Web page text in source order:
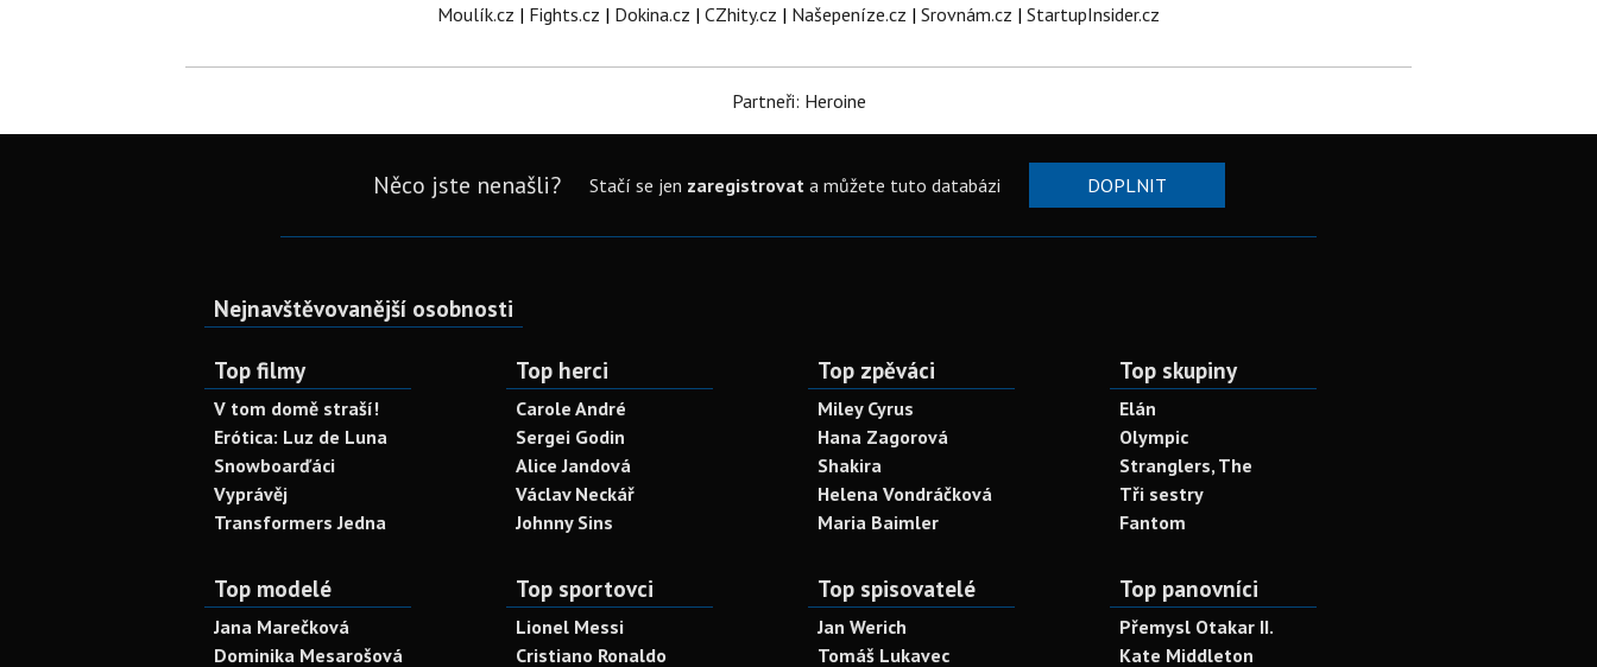
Moulík.cz | Fights.cz | Dokina.cz | CZhity.cz | Našepeníze.cz | Srovnám.cz | StartupInsider.cz
Partneři: Heroine
Něco jste nenašli? Stačí se jen zaregistrovata můžete tuto databázi DOPLNIT
Nejnavštěvovanější osobnosti
Top filmy
V tom domě straší!
Erótica: Luz de Luna
Snowboarďáci
Vyprávěj
Transformers Jedna
Top herci
Carole André
Sergei Godin
Alice Jandová
Václav Neckář
Johnny Sins
Top zpěváci
Miley Cyrus
Hana Zagorová
Shakira
Helena Vondráčková
Maria Baimler
Top skupiny
Elán
Olympic
Stranglers, The
Tři sestry
Fantom
Top modelé
Jana Marečková
Dominika Mesarošová
Top sportovci
Lionel Messi
Cristiano Ronaldo
Top spisovatelé
Jan Werich
Tomáš Lukavec
Top panovníci
Přemysl Otakar II.
Kate Middleton